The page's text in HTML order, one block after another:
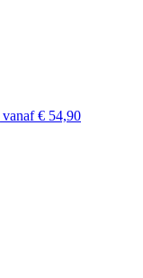
vanaf € 54,90